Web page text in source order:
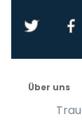
Über uns